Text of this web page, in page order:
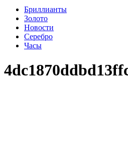
Бриллианты
Золото
Новости
Серебро
Часы